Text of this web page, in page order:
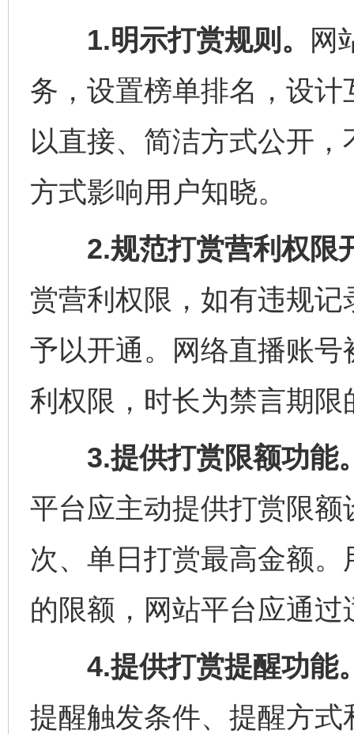
1.明示打赏规则。
网
务，设置榜单排名，设
以直接、简洁方式公开
方式影响用户知晓。
2.规范打赏营利权限
赏营利权限，如有违规
予以开通。网络直播账
利权限，时长为禁言期限
3.提供打赏限额功能
平台应主动提供打赏限
次、单日打赏最高金额
的限额，网站平台应通
4.提供打赏提醒功能
提醒触发条件、提醒方